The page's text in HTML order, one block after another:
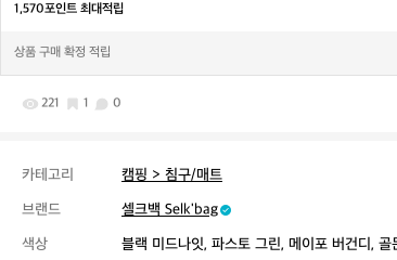
1,570포인트 최대적립
상품 구매 확정 적립
221 1 0
카테고리
캠핑 > 침구/매트
브랜드
셀크백 Selk'bag
색상
블랙 미드나잇, 파스토 그린, 메이포 버건디,